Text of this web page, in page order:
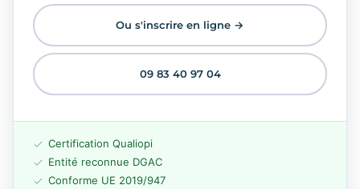
Ou s'inscrire en ligne →
09 83 40 97 04
Certification Qualiopi
Entité reconnue DGAC
Conforme UE 2019/947